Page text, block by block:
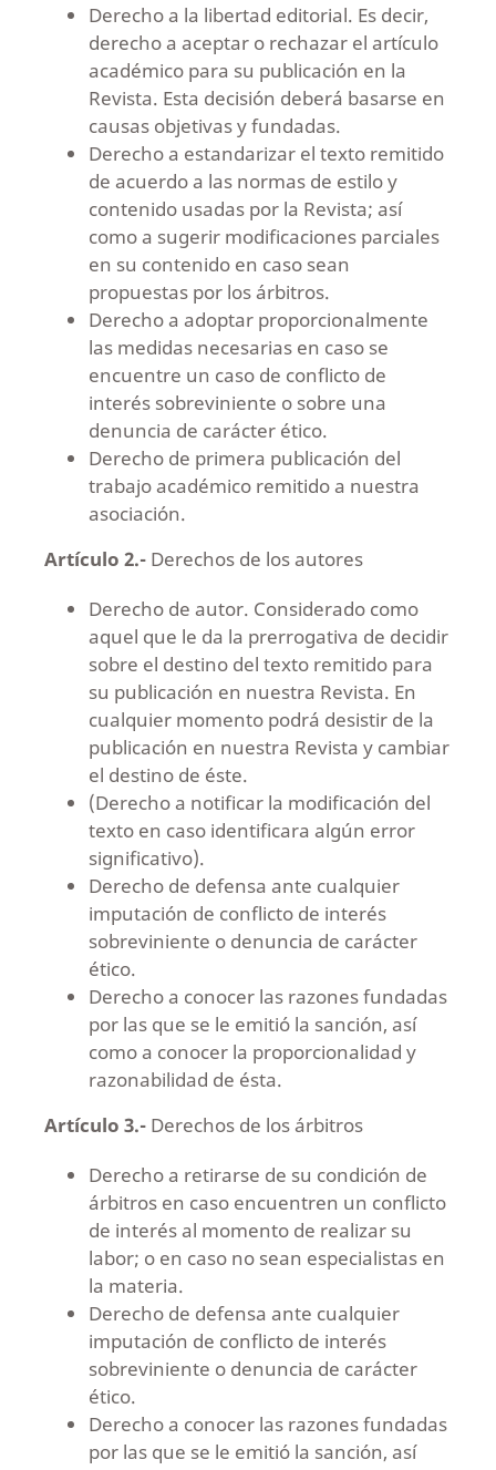
Derecho a la libertad editorial. Es decir,
derecho a aceptar o rechazar el artículo
académico para su publicación en la
Revista. Esta decisión deberá basarse en
causas objetivas y fundadas.
Derecho a estandarizar el texto remitido
de acuerdo a las normas de estilo y
contenido usadas por la Revista; así
como a sugerir modificaciones parciales
en su contenido en caso sean
propuestas por los árbitros.
Derecho a adoptar proporcionalmente
las medidas necesarias en caso se
encuentre un caso de conflicto de
interés sobreviniente o sobre una
denuncia de carácter ético.
Derecho de primera publicación del
trabajo académico remitido a nuestra
asociación.
Artículo 2.-Derechos de los autores
Derecho de autor. Considerado como
aquel que le da la prerrogativa de decidir
sobre el destino del texto remitido para
su publicación en nuestra Revista. En
cualquier momento podrá desistir de la
publicación en nuestra Revista y cambiar
el destino de éste.
(Derecho a notificar la modificación del
texto en caso identificara algún error
significativo).
Derecho de defensa ante cualquier
imputación de conflicto de interés
sobreviniente o denuncia de carácter
ético.
Derecho a conocer las razones fundadas
por las que se le emitió la sanción, así
como a conocer la proporcionalidad y
razonabilidad de ésta.
Artículo 3.-Derechos de los árbitros
Derecho a retirarse de su condición de
árbitros en caso encuentren un conflicto
de interés al momento de realizar su
labor; o en caso no sean especialistas en
la materia.
Derecho de defensa ante cualquier
imputación de conflicto de interés
sobreviniente o denuncia de carácter
ético.
Derecho a conocer las razones fundadas
por las que se le emitió la sanción, así